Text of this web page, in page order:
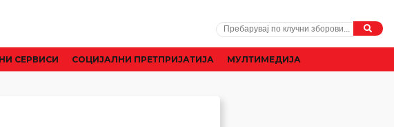
СЕРВИСИ СОЦИЈАЛНИ ПРЕТПРИЈАТИЈА МУЛТИМЕДИЈА